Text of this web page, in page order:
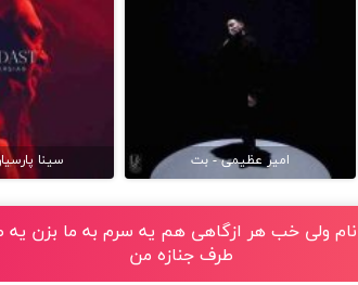
امیر عظیمی - بت سینا
نام ولی خب هر ازگاهی هم یه سرم به ما بزن یه
طرف جنازه من